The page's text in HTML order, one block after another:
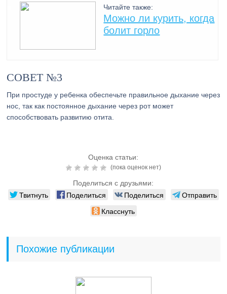
Читайте также:
Можно ли курить, когда
болит горло
СОВЕТ №3
При простуде у ребенка обеспечьте правильное дыхание через
нос, так как постоянное дыхание через рот может
способствовать развитию отита.
Оценка статьи:
(пока оценок нет)
Поделиться с друзьями:
Твитнуть Поделиться Поделиться
Отправить
Класснуть
Похожие публикации